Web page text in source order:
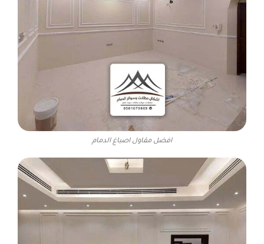
افضل مقاول اصباغ الدمام